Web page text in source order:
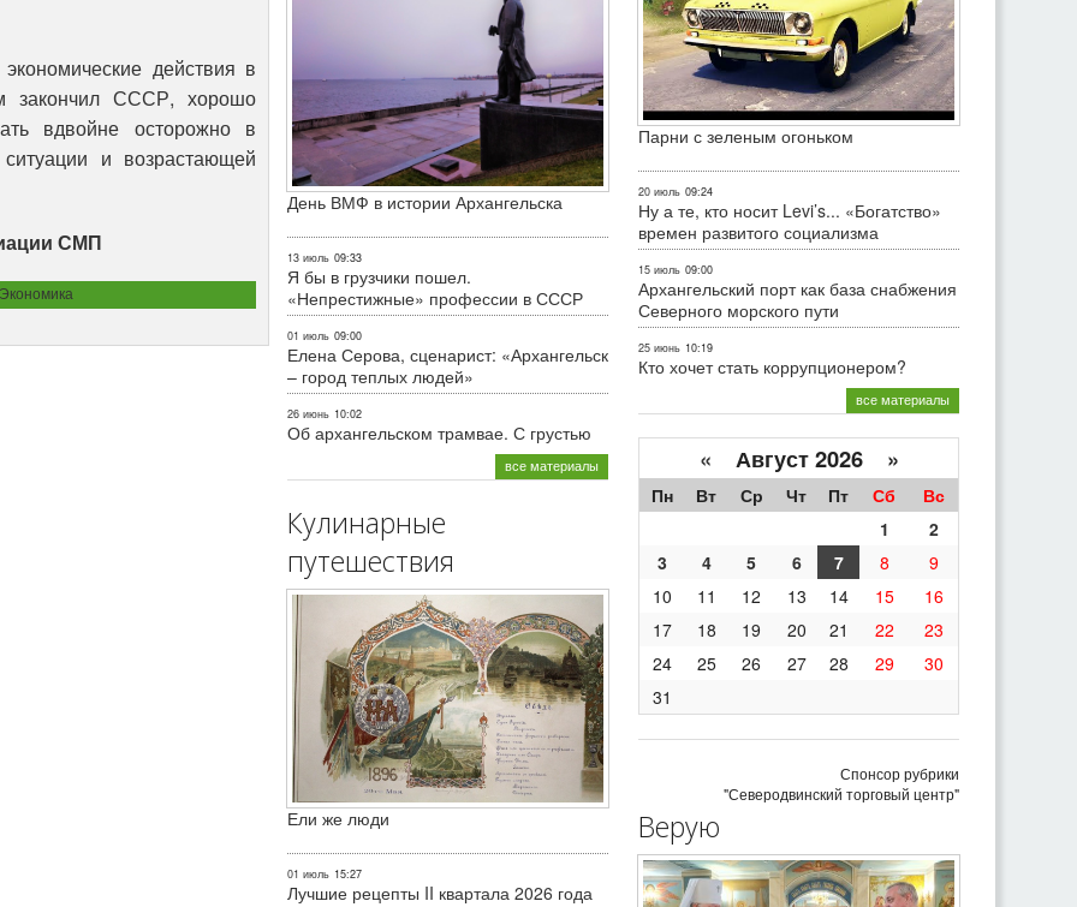
действия в
СССР, хорошо
вдвойне осторожно в
и возрастающей
СМП
Экономика
День ВМФ в истории Архангельска
13 июль 09:33
Я бы в грузчики пошел.
«Непрестижные» профессии в СССР
01 июль 09:00
Елена Серова, сценарист: «Архангельск
– город теплых людей»
26 июнь 10:02
Об архангельском трамвае. С грустью
все материалы
Кулинарные
путешествия
Ели же люди
01 июль 15:27
Лучшие рецепты II квартала 2026 года
Парни с зеленым огоньком
20 июль 09:24
Ну а те, кто носит Levi’s... «Богатство»
времен развитого социализма
15 июль 09:00
Архангельский порт как база снабжения
Северного морского пути
25 июнь 10:19
Кто хочет стать коррупционером?
все материалы
« Август 2026 »
Пн Вт Ср Чт Пт Сб
Вс
1
2
3
4 5 6 7 8
9
10
11 12 13 14 15
16
17
18 19 20 21 22
23
24
25 26 27 28 29
30
31
Спонсор рубрики
"Северодвинский торговый центр"
Верую